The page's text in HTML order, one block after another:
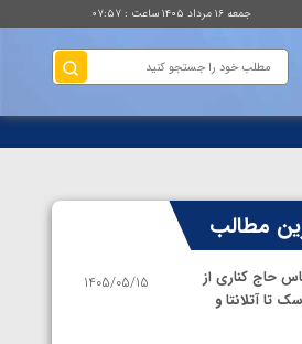
جمعه ۱۶ مرداد ۱۴۰۵ ساعت : ۰۷:۵۷
مطالب
حاج کناری از
تا آتلانتا و
1405/05/15